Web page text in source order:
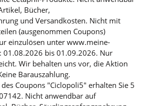
Bücher,
und Versandkosten. Nicht mit
(ausgenommen Coupons)
einzulösen unter www.meine-
01.08.2026 bis 01.09.2026. Nur
Wir behalten uns vor, die Aktion
Barauszahlung.
Coupons "Ciclopoli5" erhalten Sie 5
Nicht anwendbar auf